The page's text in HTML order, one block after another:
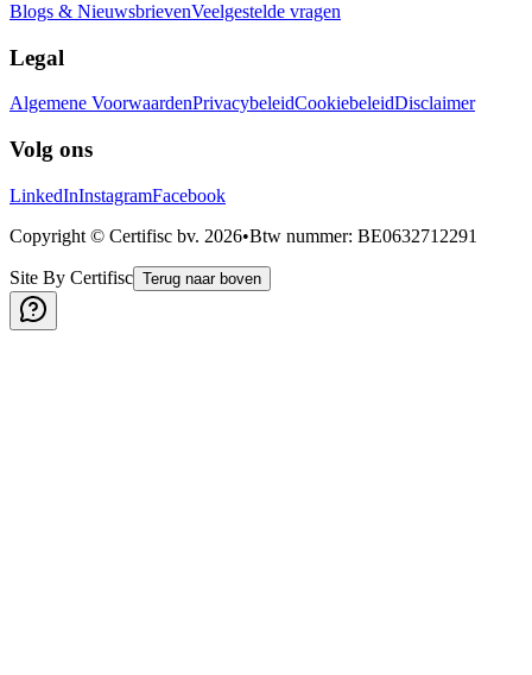
Blogs & NieuwsbrievenVeelgestelde vragen
Legal
Algemene VoorwaardenPrivacybeleidCookiebeleidDisclaimer
Volg ons
LinkedInInstagramFacebook
Copyright © Certifisc bv. 2026•Btw nummer: BE0632712291
Site By Certifisc Terug naar boven